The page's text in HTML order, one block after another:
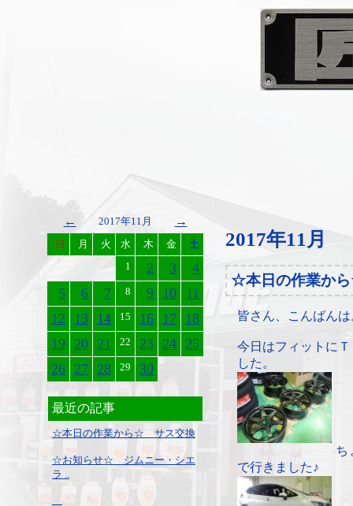
← 2017年11月 →
日 月 火 水 木 金
土
1
2 3
4
5
6 7 8 9 10
11
12
13 14 15 16 17 18
19 20 21 22 23 24 25
26 27 28 29 30
最近の記事
☆本日の作業から☆ サス交換
☆お知らせ☆ ジムニー・シエ
ラ ..
2017年11月
☆本日の作業か
皆さん、こんばんは
今日はフィットに
した。
ち
で行きました♪